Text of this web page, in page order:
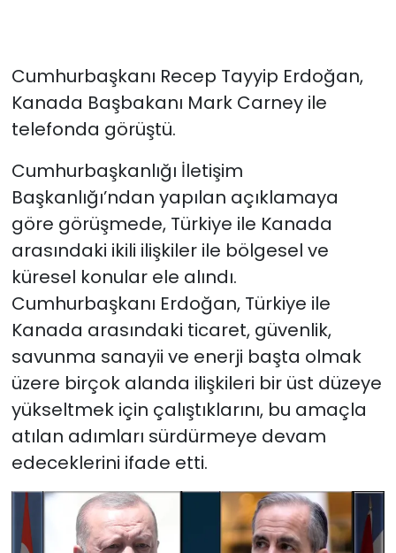
Cumhurbaşkanı Recep Tayyip Erdoğan,
Kanada Başbakanı Mark Carney ile
telefonda görüştü.
Cumhurbaşkanlığı İletişim
Başkanlığı’ndan yapılan açıklamaya
göre görüşmede, Türkiye ile Kanada
arasındaki ikili ilişkiler ile bölgesel ve
küresel konular ele alındı.
Cumhurbaşkanı Erdoğan, Türkiye ile
Kanada arasındaki ticaret, güvenlik,
savunma sanayii ve enerji başta olmak
üzere birçok alanda ilişkileri bir üst düzeye
yükseltmek için çalıştıklarını, bu amaçla
atılan adımları sürdürmeye devam
edeceklerini ifade etti.